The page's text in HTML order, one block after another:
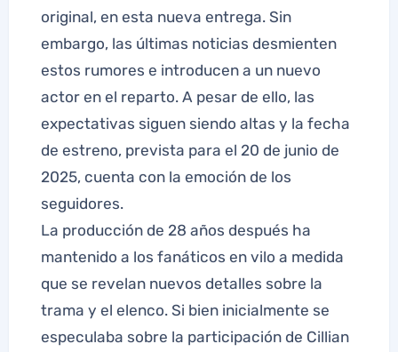
original, en esta nueva entrega. Sin
embargo, las últimas noticias desmienten
estos rumores e introducen a un nuevo
actor en el reparto. A pesar de ello, las
expectativas siguen siendo altas y la fecha
de estreno, prevista para el 20 de junio de
2025, cuenta con la emoción de los
seguidores.
La producción de 28 años después ha
mantenido a los fanáticos en vilo a medida
que se revelan nuevos detalles sobre la
trama y el elenco. Si bien inicialmente se
especulaba sobre la participación de Cillian